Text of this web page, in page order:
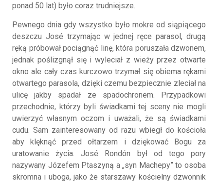
ponad 50 lat) było coraz trudniejsze.
Pewnego dnia gdy wszystko było mokre od siąpiącego
deszczu José trzymając w jednej ręce parasol, drugą
ręką próbował pociągnąć linę, która poruszała dzwonem,
jednak poślizgnął się i wyleciał z wieży przez otwarte
okno ale cały czas kurczowo trzymał się obiema rękami
otwartego parasola, dzięki czemu bezpiecznie zleciał na
ulicę jakby spadał ze spadochronem. Przypadkowi
przechodnie, którzy byli świadkami tej sceny nie mogli
uwierzyć własnym oczom i uważali, że są świadkami
cudu. Sam zainteresowany od razu wbiegł do kościoła
aby klęknąć przed ołtarzem i dziękować Bogu za
uratowanie życia. José Rondón był od tego pory
nazywany Józefem Ptaszyną a „syn Machepy” to osoba
skromna i uboga, jako że starszawy kościelny dzwonnik